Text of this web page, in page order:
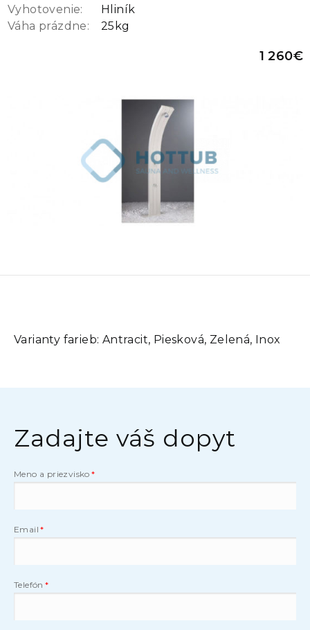
Vyhotovenie:
Hliník
Váha prázdne:
25kg
1 260€
Varianty farieb: Antracit, Piesková, Zelená, Inox
Zadajte váš dopyt
Meno a priezvisko
Email
Telefón